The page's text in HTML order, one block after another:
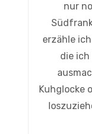
nur
erzähle
die
Kuhglocke